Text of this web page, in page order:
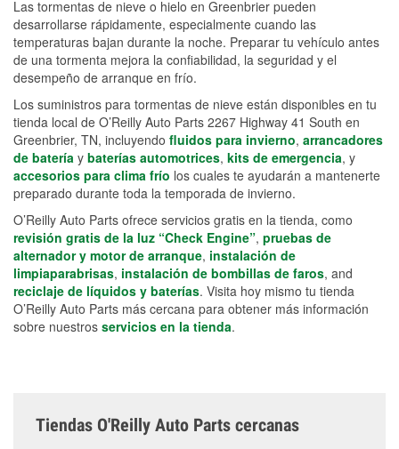
Las tormentas de nieve o hielo en Greenbrier pueden
desarrollarse rápidamente, especialmente cuando las
temperaturas bajan durante la noche. Preparar tu vehículo antes
de una tormenta mejora la confiabilidad, la seguridad y el
desempeño de arranque en frío.
Los suministros para tormentas de nieve están disponibles en tu
tienda local de O’Reilly Auto Parts 2267 Highway 41 South en
Greenbrier, TN, incluyendo fluidos para invierno, arrancadores
de batería y baterías automotrices, kits de emergencia, y
accesorios para clima frío los cuales te ayudarán a mantenerte
preparado durante toda la temporada de invierno.
O’Reilly Auto Parts ofrece servicios gratis en la tienda, como
revisión gratis de la luz “Check Engine”, pruebas de
alternador y motor de arranque, instalación de
limpiaparabrisas, instalación de bombillas de faros, and
reciclaje de líquidos y baterías. Visita hoy mismo tu tienda
O’Reilly Auto Parts más cercana para obtener más información
sobre nuestros servicios en la tienda.
Tiendas O'Reilly Auto Parts cercanas